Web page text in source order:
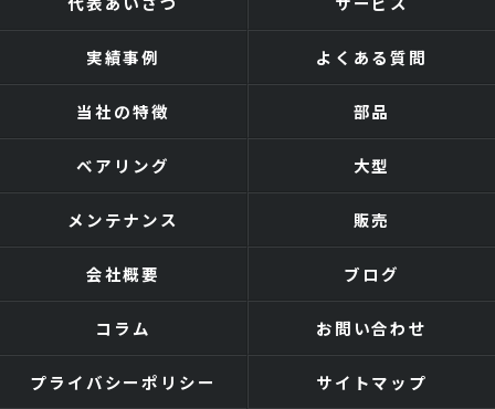
実績事例 よくある質問
当社の特徴 部品
ベアリング 大型
メンテナンス 販売
会社概要 ブログ
コラム お問い合わせ
プライバシーポリシー サイトマップ